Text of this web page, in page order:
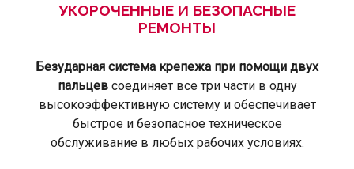
УКОРОЧЕННЫЕ И БЕЗОПАСНЫЕ
РЕМОНТЫ
Безударная система крепежа при помощи двух
пальцевсоединяет все три части в одну
высокоэффективную систему и обеспечивает
быстрое и безопасное техническое
обслуживание в любых рабочих условиях.